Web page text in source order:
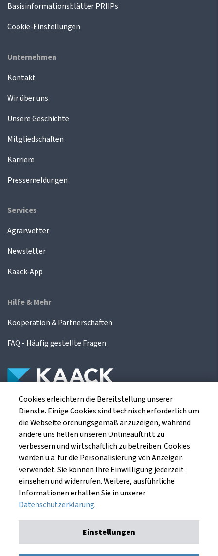
Basisinformationsblätter PRIIPs
Cookie-Einstellungen
Unternehmen
Kontakt
Wir über uns
Unsere Geschichte
Mitgliedschaften
Karriere
Pressemeldungen
Services
Agrarwetter
Newsletter
Kaack-App
Hilfe & Mehr
Kooperation & Partnerschaften
FAQ - Häufig gestellte Fragen
Die Kaack Terminhandel GmbH ist ein
Finanzdienstleistungsinstitut für die europäischen
Agrarterminbörsen.
Kaack Terminhandel GmbH
Am Markt 8
49661 Cloppenburg
Datenschutzerklärung
Cookies erleichtern die Bereitstellung unserer
Dienste. Einige Cookies sind technisch erforderlich um
die Webseite ordnungsgemäß anzuzeigen, während
andere uns helfen unseren Onlineauftritt zu
verbessern und wirtschaftlich zu betreiben. Cookies
werden u.a. für die Personalisierung von Anzeigen
verwendet. Sie können Ihre Einwilligung jederzeit
einsehen und widerrufen. Weitere, ausführliche
Informationen erhalten Sie in unserer
Datenschutzerklärung.
Einstellungen